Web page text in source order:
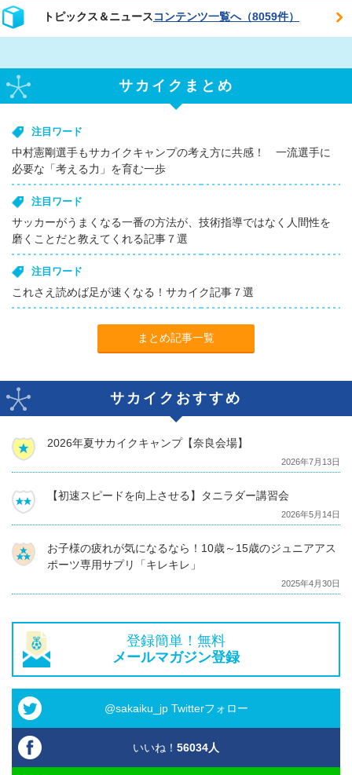
トピックス＆ニュースコンテンツ一覧へ（8059件）
サカイクまとめ
注目ワード
中村憲剛選手もサカイクキャンプの考え方に共感！ 一流選手に
必要な「考える力」を育む一歩
注目ワード
サッカーがうまくなる一番の方法が、技術指導ではなく人間性を
磨くことだと教えてくれる記事７選
注目ワード
これさえ読めば足が速くなる！サカイク記事７選
まとめ記事一覧
サカイクおすすめ
2026年夏サカイクキャンプ【奈良会場】
2026年7月13日
【初速スピードを向上させる】タニラダー講習会
2026年5月14日
お子様の疲れが気になるなら！10歳～15歳のジュニアアス
ポーツ専用サプリ「キレキレ」
2025年4月30日
登録簡単！無料
メールマガジン登録
@sakaiku_jp Twitterフォロー
いいね！ 56034人